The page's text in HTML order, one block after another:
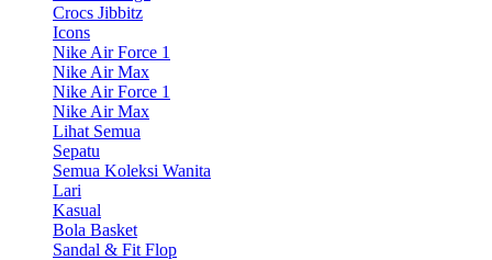
Crocs Jibbitz
Icons
Nike Air Force 1
Nike Air Max
Nike Air Force 1
Nike Air Max
Lihat Semua
Sepatu
Semua Koleksi Wanita
Lari
Kasual
Bola Basket
Sandal & Fit Flop